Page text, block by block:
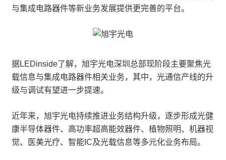
与集成电路器件等新业务发展提供更完善的平台。
据LEDinside了解，旭宇光电深圳总部现阶段主要聚焦光
载信息与集成电路器件相关业务，其中，光通信产线的升
级与调试有望进一步提速。
近年来，旭宇光电持续推进业务结构升级，逐步形成光健
康半导体器件、高功率超高能效器件、植物照明、机器视
觉、医美光疗、智能IC及光载信息等多元化业务布局。